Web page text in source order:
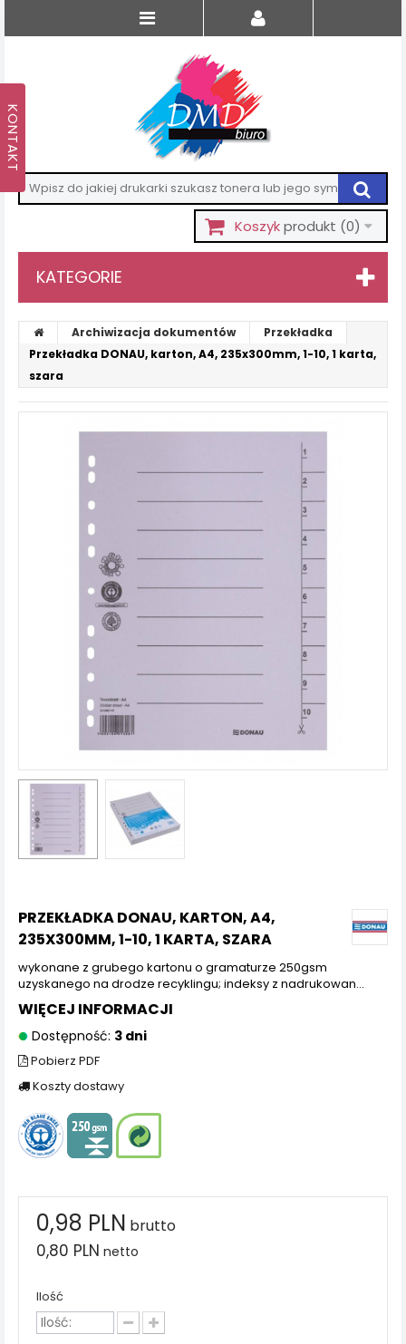
Koszykprodukt (0)
KATEGORIE
Archiwizacja dokumentów
Przekładka
Przekładka DONAU, karton, A4, 235x300mm, 1-10, 1 karta,
szara
PRZEKŁADKA DONAU, KARTON, A4,
235X300MM, 1-10, 1 KARTA, SZARA
wykonane z grubego kartonu o gramaturze 250gsm
uzyskanego na drodze recyklingu; indeksy z nadrukowan...
WIĘCEJ INFORMACJI
Dostępność: 3 dni
Pobierz PDF
Koszty dostawy
0,98 PLN brutto
0,80 PLN netto
Ilość